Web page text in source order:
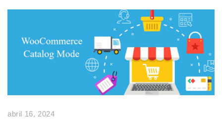
abril 16, 2024